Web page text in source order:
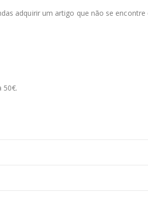
adquirir um artigo que não se
50€.